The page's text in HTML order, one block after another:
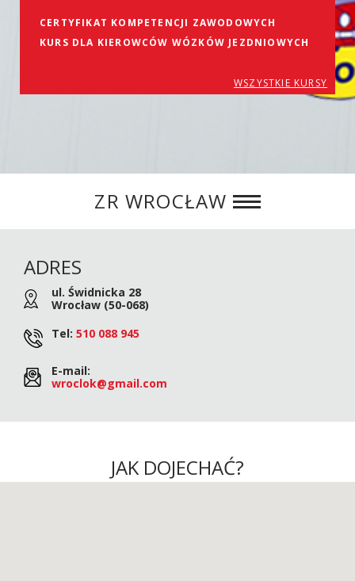
CERTYFIKAT KOMPETENCJI ZAWODOWYCH
KURS DLA KIEROWCÓW WÓZKÓW JEZDNIOWYCH
WSZYSTKIE KURSY
ZR WROCŁAW
ADRES
ul. Świdnicka 28
Wrocław (50-068)
Tel: 510 088 945
E-mail:
wroclok@gmail.com
JAK DOJECHAĆ?